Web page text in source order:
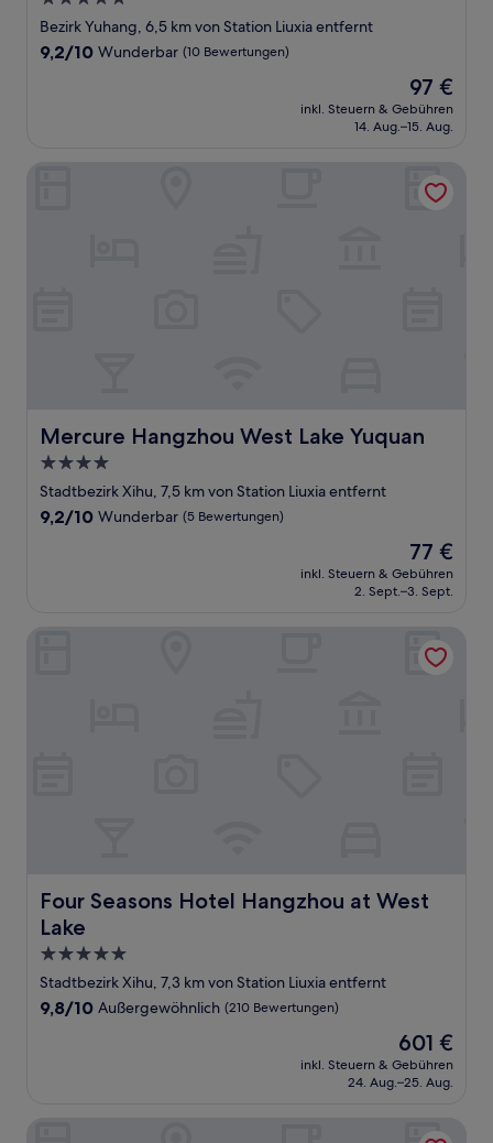
Sterne-
Unterkunft
Bezirk Yuhang, 6,5 km von Station Liuxia entfernt
9.2
9,2/10 Wunderbar (10 Bewertungen)
Der
Preis
beträgt
97 €
inkl. Steuern & Gebühren
14. Aug.–15. Aug.
Mercure Hangzhou West Lake Yuquan
Mercure Hangzhou West Lake Yuquan
4.0-
Sterne-
Unterkunft
Stadtbezirk Xihu, 7,5 km von Station Liuxia entfernt
9.2
9,2/10 Wunderbar (5 Bewertungen)
Der
Preis
beträgt
77 €
inkl. Steuern & Gebühren
2. Sept.–3. Sept.
Four Seasons Hotel Hangzhou at West
Lake
Four Seasons Hotel Hangzhou at West Lake
5.0-
Sterne-
Unterkunft
Stadtbezirk Xihu, 7,3 km von Station Liuxia entfernt
9.8
9,8/10 Außergewöhnlich (210 Bewertungen)
Der
Preis
beträgt
601 €
inkl. Steuern & Gebühren
24. Aug.–25. Aug.